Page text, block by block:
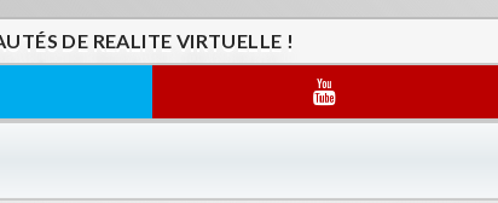
DE REALITE VIRTUELLE !